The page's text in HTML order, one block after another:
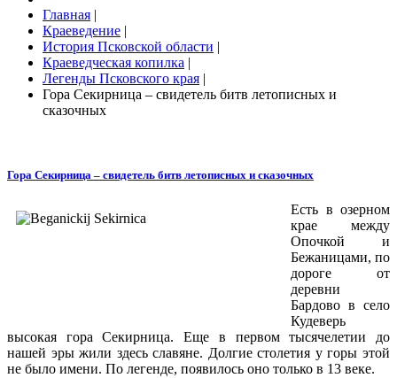
Главная |
Краеведение |
История Псковской области |
Краеведческая копилка |
Легенды Псковского края |
Гора Секирница – свидетель битв летописных и
сказочных
Гора Секирница – свидетель битв летописных и сказочных
Есть в озерном
крае между
Опочкой и
Бежаницами, по
дороге от
деревни
Бардово в село
Кудеверь
высокая гора Секирница. Еще в первом тысячелетии до
нашей эры жили здесь славяне. Долгие столетия у горы этой
не было имени. По легенде, появилось оно только в 13 веке.